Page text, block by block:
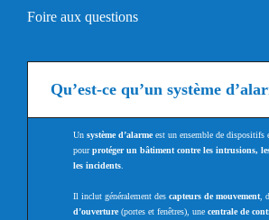
Foire aux questions
Qu’est-ce qu’un système
Un système d’alarmeest un ensemble de dispositifs
pourprotéger un bâtiment contre les intrusions,
les incidents
Il inclut généralement des capteurs de mouvement ,
d’ouverture(portes et fenêtres), une centrale de